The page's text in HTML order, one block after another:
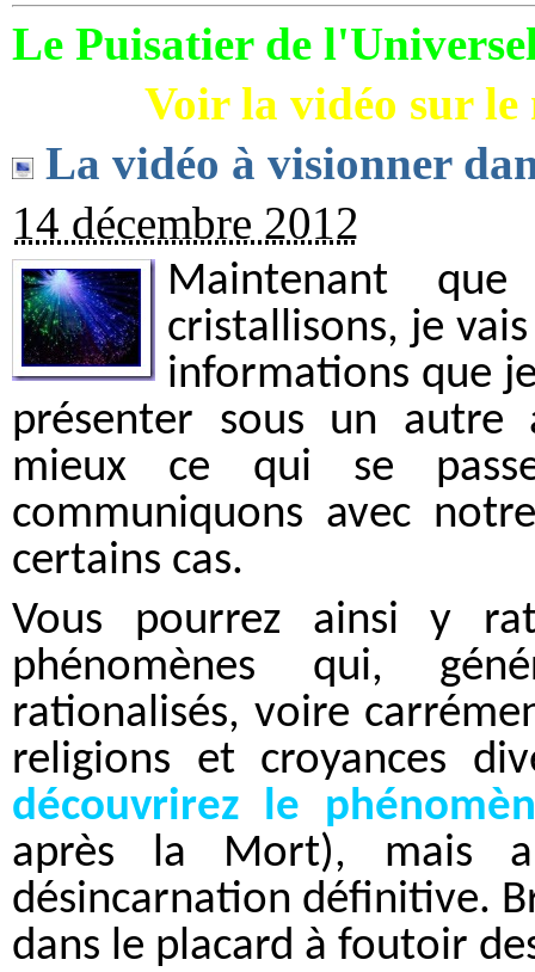
Le Puisatier de
Voir la vidéo sur
La vidéo à visionner
14 décembre 2012
Maintenant
cristallisons, je
informations que
présenter sous un autre
mieux ce qui se
communiquons avec
certains cas.
Vous pourrez ainsi y
phénomènes qui,
rationalisés, voire
religions et croyances
découvrirez le
après la Mort), mais
désincarnation définitive.
dans le placard à foutoir